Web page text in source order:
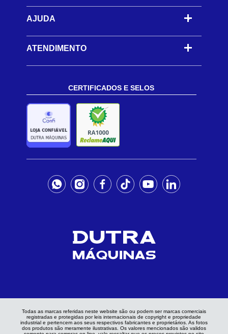
AJUDA -
ATENDIMENTO
CERTIFICADOS E SELOS
Todas as marcas referidas neste website são ou podem ser marcas comerciais
registradas e protegidas por leis internacionais de copyright e propriedade
industrial e pertencem aos seus respectivos fabricantes e proprietários. As fotos
dos produtos são meramente ilustrativas. Os valores mencionados são validos